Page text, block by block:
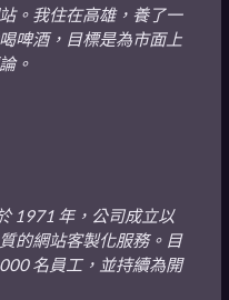
。我住在高雄，養了一
啤酒，目標是為市面上
。
1971 年，公司成立以
的網站客製化服務。目
名員工，並持續為開